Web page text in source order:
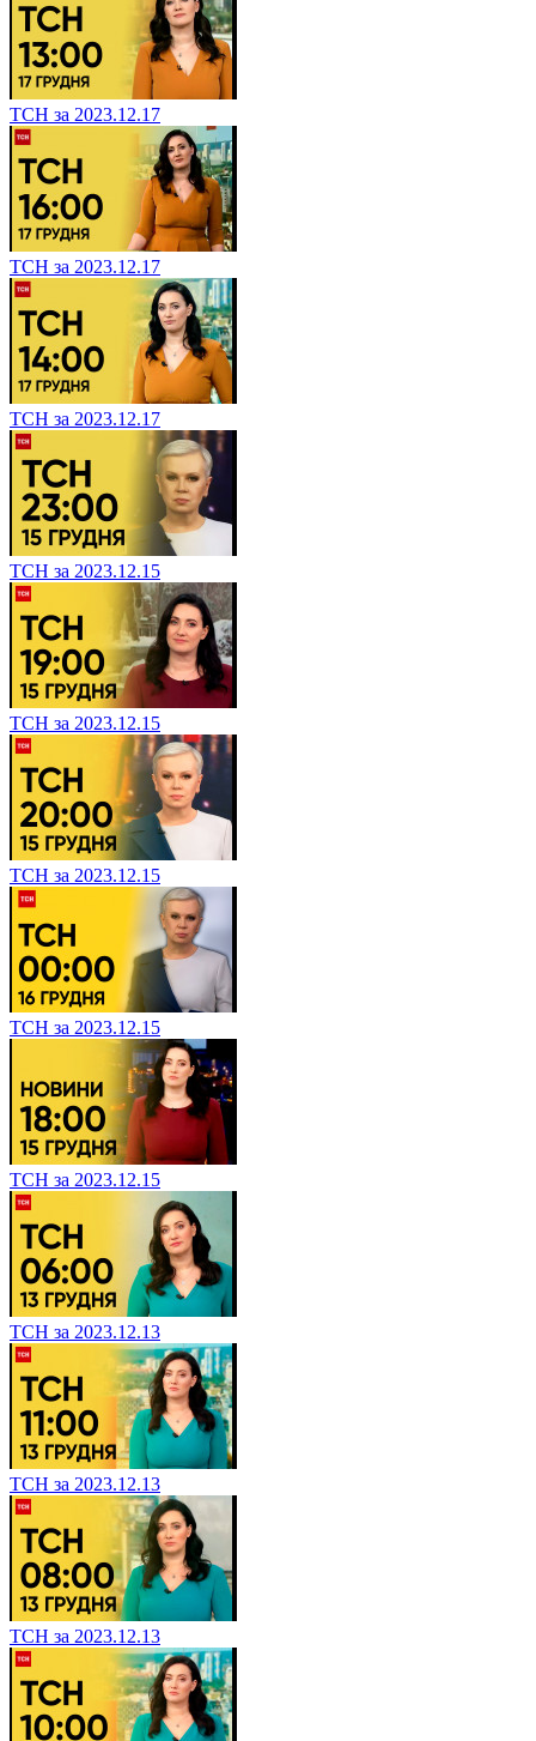
ТСН за 2023.12.17
ТСН за 2023.12.17
ТСН за 2023.12.17
ТСН за 2023.12.15
ТСН за 2023.12.15
ТСН за 2023.12.15
ТСН за 2023.12.15
ТСН за 2023.12.15
ТСН за 2023.12.13
ТСН за 2023.12.13
ТСН за 2023.12.13